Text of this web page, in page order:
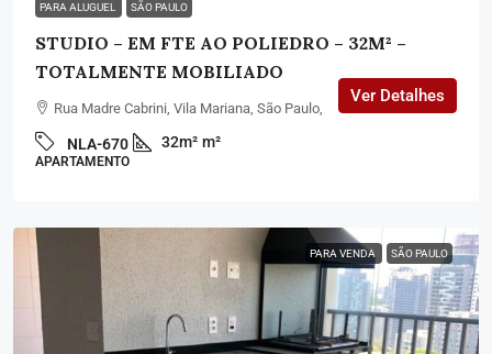
PARA ALUGUEL SÃO PAULO
STUDIO – EM FTE AO POLIEDRO – 32M² –
TOTALMENTE MOBILIADO
Rua Madre Cabrini, Vila Mariana, São Paulo,
NLA-670 32m² m²
APARTAMENTO
Ver Detalhes
PARA VENDA SÃO PAULO